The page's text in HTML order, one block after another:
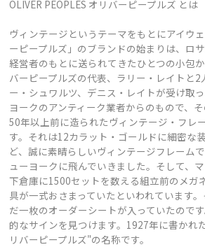
OLIVER PEOPLES オリバーピープルズ とは
ヴィンテージというテーマをもとにアイウ
ーピープルズ」のブランドの始まりは、ロ
経営者のもとに送られてきたひとつの小包
バーピープルズの代表、ラリー・レイトと2
ー・シュワルツ、デニス・レイトが受け取
ヨークのアンティーク業者からのもので、
50年以上前に造られたヴィンテージ・フレ
す。それは12カラット・ゴールドに細密な
ど、誠に素晴らしいヴィンテージフレーム
ューヨークに飛んでいきました。そして、
下倉庫に1500セットを数える組立前のメガ
具が一式おさまっていたといわれています
だ一枚のオーダーシートが入っていたので
的なサインを見つけます。1927年に書かれ
リバーピープルズ"の名称です。